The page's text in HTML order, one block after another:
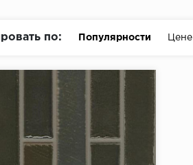
по: Популярности Цене